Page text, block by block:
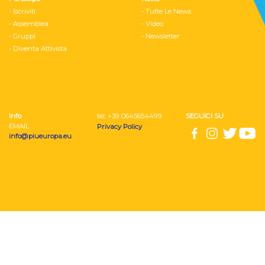
- Iscriviti
- Assemblea
- Gruppi
- Diventa Attivista
- Tutte Le News
- Video
- Newsletter
Info
EMAIL
info@piueuropa.eu
tel: ‭+39 0645654499
Privacy Policy
SEGUICI SU